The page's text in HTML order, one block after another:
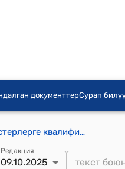
документтерСурап
Баалоочуларга, камсыздандыруу сюрвейерлерине жана аджастерлерге квалификациялык талаптар жөнүндө Жобо (КР Министрлер Кабинетинин 2025-жылдын 9-октябрындагы № 650 токтомуна 5-тиркеме)
Редакция
09.10.2025